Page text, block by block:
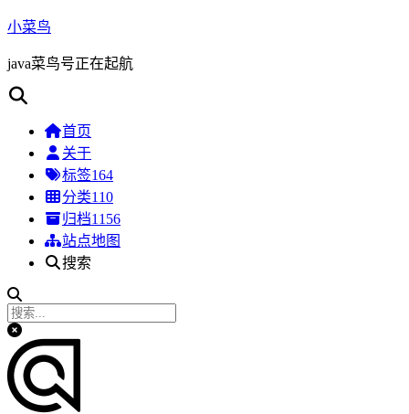
小菜鸟
java菜鸟号正在起航
首页
关于
标签164
分类110
归档1156
站点地图
搜索